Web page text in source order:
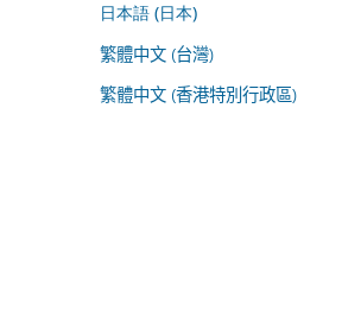
日本語 (日本)
繁體中文 (台灣)
繁體中文 (香港特別行政區)